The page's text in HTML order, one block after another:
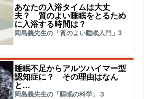
あなたの入浴タイムは大丈
夫？ 質のよい睡眠をとるため
に入浴する時間は？
岡島義先生の「質のよい睡眠入門」3
睡眠不足からアルツハイマー型
認知症に？ その理由はなん
と…
岡島義先生の「睡眠の科学」３